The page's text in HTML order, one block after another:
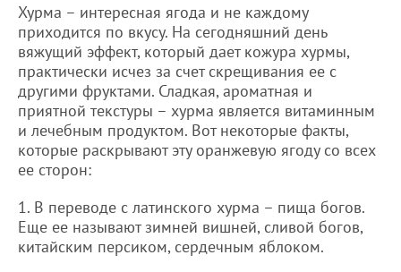
Хурма – интересная ягода и не каждому
приходится по вкусу. На сегодняшний день
вяжущий эффект, который дает кожура хурмы,
практически исчез за счет скрещивания ее с
другими фруктами. Сладкая, ароматная и
приятной текстуры – хурма является витаминным
и лечебным продуктом. Вот некоторые факты,
которые раскрывают эту оранжевую ягоду со всех
ее сторон:
1. В переводе с латинского хурма – пища богов.
Еще ее называют зимней вишней, сливой богов,
китайским персиком, сердечным яблоком.